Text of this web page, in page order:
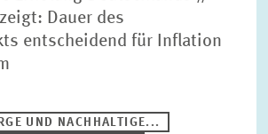
Dauer des
entscheidend für Inflation
UND NACHHALTIGE...